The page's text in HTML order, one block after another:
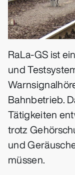
RaLa-GS ist
und
Bahnbetrieb.
Tätigkeiten
trotz
und
müssen.